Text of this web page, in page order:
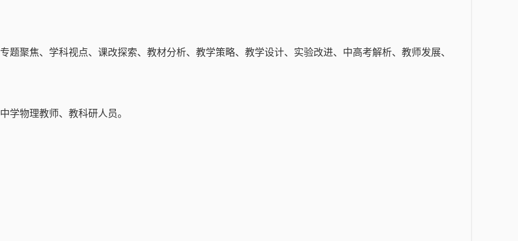
专题聚焦、学科视点、课改探索、教材分析、教学策略、教学设计、实验改进、中高考解析、教师发展、
中学物理教师、教科研人员。